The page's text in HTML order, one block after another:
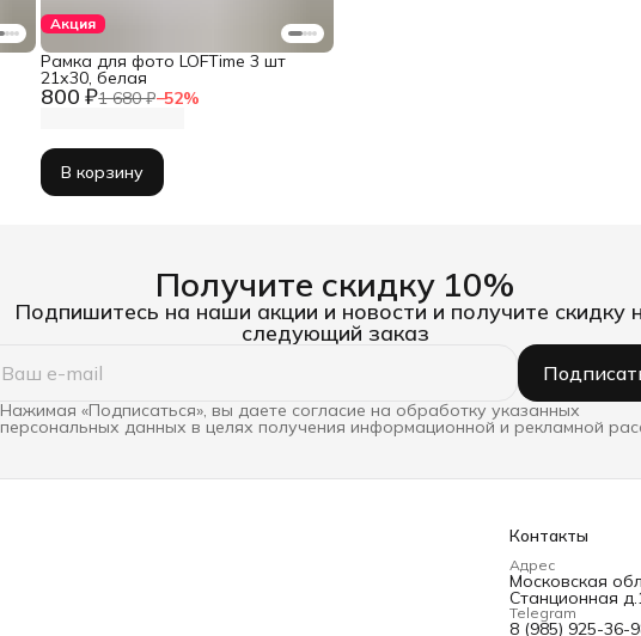
Акция
800 ₽1 680 ₽−52%
Рамка для фото LOFTime 3 шт
21х30, белая
В корзину
Получите скидку 10%
Подпишитесь на наши акции и новости и получите скидку
следующий заказ
Нажимая «Подписаться», вы даете согласие на обработку указанных
персональных данных в целях получения информационной и рекламной
Контакты
Адрес
Московская
Станционная
Telegram
8 (985) 925-36-